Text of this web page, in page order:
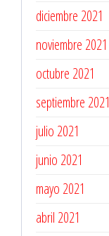
diciembre 2021
noviembre 2021
octubre 2021
septiembre 2021
julio 2021
junio 2021
mayo 2021
abril 2021